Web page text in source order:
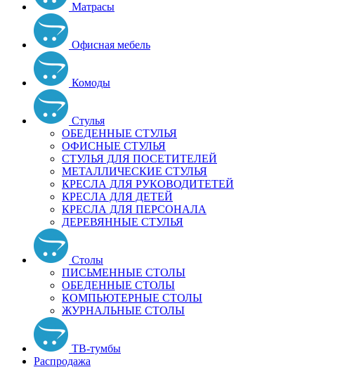
Матрасы
Офисная мебель
Комоды
Стулья
ОБЕДЕННЫЕ СТУЛЬЯ
ОФИСНЫЕ СТУЛЬЯ
СТУЛЬЯ ДЛЯ ПОСЕТИТЕЛЕЙ
МЕТАЛЛИЧЕСКИЕ СТУЛЬЯ
КРЕСЛА ДЛЯ РУКОВОДИТЕТЕЙ
КРЕСЛА ДЛЯ ДЕТЕЙ
КРЕСЛА ДЛЯ ПЕРСОНАЛА
ДЕРЕВЯННЫЕ СТУЛЬЯ
Столы
ПИСЬМЕННЫЕ СТОЛЫ
ОБЕДЕННЫЕ СТОЛЫ
КОМПЬЮТЕРНЫЕ СТОЛЫ
ЖУРНАЛЬНЫЕ СТОЛЫ
ТВ-тумбы
Распродажа